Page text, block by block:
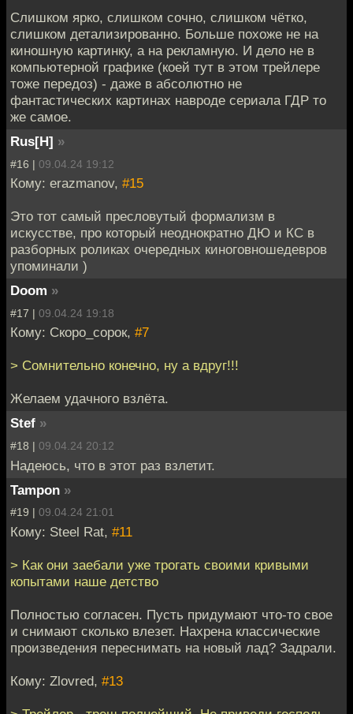
Слишком ярко, слишком сочно, слишком чётко,
слишком детализированно. Больше похоже не на
киношную картинку, а на рекламную. И дело не в
компьютерной графике (коей тут в этом трейлере
тоже передоз) - даже в абсолютно не
фантастических картинах навроде сериала ГДР то
же самое.
Rus[H] »
#16 | 09.04.24 19:12
Кому: erazmanov, #15
Это тот самый пресловутый формализм в
искусстве, про который неоднократно ДЮ и КС в
разборных роликах очередных киноговношедевров
упоминали )
Doom »
#17 | 09.04.24 19:18
Кому: Скоро_сорок, #7
> Сомнительно конечно, ну а вдруг!!!
Желаем удачного взлёта.
Stef »
#18 | 09.04.24 20:12
Надеюсь, что в этот раз взлетит.
Tampon »
#19 | 09.04.24 21:01
Кому: Steel Rat, #11
> Как они заебали уже трогать своими кривыми
копытами наше детство
Полностью согласен. Пусть придумают что-то свое
и снимают сколько влезет. Нахрена классические
произведения переснимать на новый лад? Задрали.
Кому: Zlovred, #13